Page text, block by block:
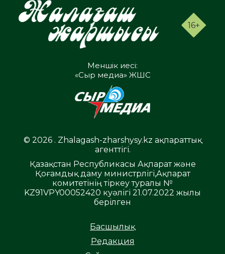
16+
Меншік иесі:
«Сыр медиа» ЖШС
© 2026 . Zhalagash-zharshysy.kz ақпараттық
агенттігі.
Қазақстан Республикасы Ақпарат және
Қоғамдық даму министрлігі,Ақпарат
комитетінің тіркеу туралы №
KZ91VPY00052420 куәлігі 21.07.2022 жылы
берілген
Басшылық
Редакция